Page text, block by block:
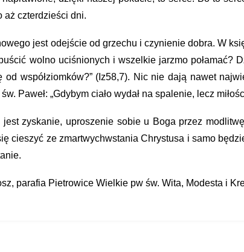
aż czterdzieści dni.
jest odejście od grzechu i czynienie dobra. W
wolno uciśnionych i wszelkie jarzmo połamać?
współziomków?” (Iz58,7). Nic nie dają nawet
Paweł: „Gdybym ciało wydał na spalenie, lecz
zyskanie, uproszenie sobie u Boga przez
cieszyć ze zmartwychwstania Chrystusa i samo
parafia Pietrowice Wielkie pw św. Wita, Modesta i